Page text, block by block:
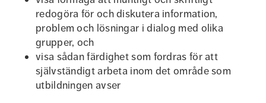
redogöra för och diskutera information,
problem och lösningar i dialog med olika
grupper, och
visa sådan färdighet som fordras för att
självständigt arbeta inom det område som
utbildningen avser